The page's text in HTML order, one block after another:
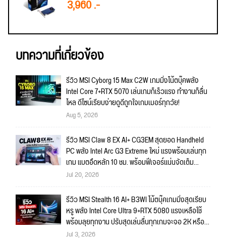
3,960 .-
บทความที่เกี่ยวข้อง
รีวิว MSI Cyborg 15 Max C2W เกมมิ่งโน้ตบุ๊คพลัง
Intel Core 7+RTX 5070 เล่นเกมก็เร็วแรง ทำงานก็ลื่น
ไหล ดีไซน์เรียบง่ายดูดีถูกใจเกมเมอร์ทุกวัย!
Aug 5, 2026
รีวิว MSI Claw 8 EX AI+ CG3EM สุดยอด Handheld
PC พลัง Intel Arc G3 Extreme ใหม่ แรงพร้อมเล่นทุก
เกม แบตอึดหลัก 10 ชม. พร้อมฟีเจอร์แน่นจัดเต็ม
ถึงใจ!!
Jul 20, 2026
รีวิว MSI Stealth 16 AI+ B3WI โน้ตบุ๊คเกมมิ่งสุดเรียบ
หรู พลัง Intel Core Ultra 9+RTX 5080 แรงเหลือใช้
พร้อมลุยทุกงาน ปรับสุดเล่นลื่นทุกเกมจะจอ 2K หรือ
4K ก็สบายมาก!!
Jul 3, 2026